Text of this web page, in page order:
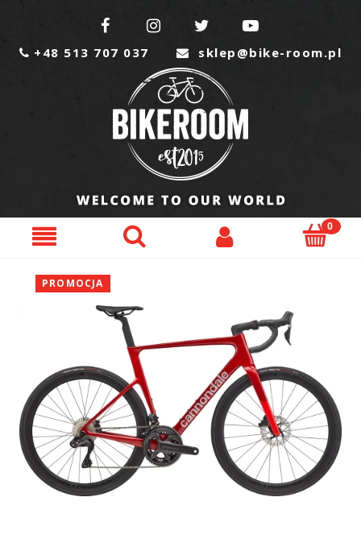
   
 +48 513 707 037  sklep@bike-room.pl
PROMOCJA